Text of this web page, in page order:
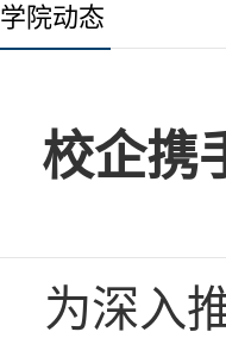
学院动态
校企携
为深入